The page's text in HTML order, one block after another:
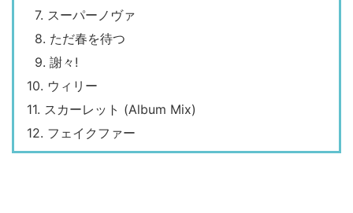
7. スーパーノヴァ
8. ただ春を待つ
9. 謝々!
10. ウィリー
11. スカーレット (Album Mix)
12. フェイクファー